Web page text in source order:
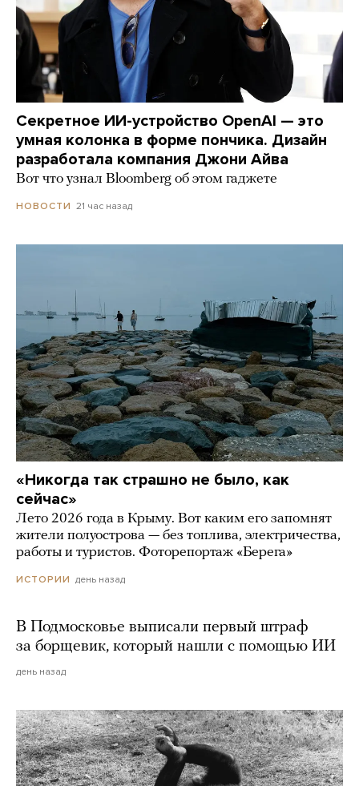
Секретное ИИ-устройство OpenAI — это
умная колонка в форме пончика. Дизайн
разработала компания Джони Айва
Вот что узнал Bloomberg об этом гаджете
НОВОСТИ 21 час назад
«Никогда так страшно не было, как
сейчас»
Лето 2026 года в Крыму. Вот каким его запомнят
жители полуострова — без топлива, электричества,
работы и туристов. Фоторепортаж «Берега»
ИСТОРИИ день назад
В Подмосковье выписали первый штраф
за борщевик, который нашли с помощью ИИ
день назад